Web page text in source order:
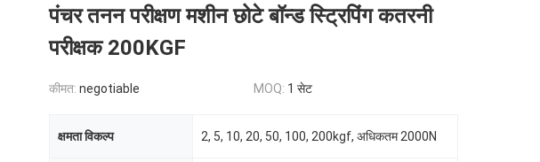
पंचर तनन परीक्षण मशीन छोटे बॉन्ड स्ट्रिपिंग कतरनी
परीक्षक 200KGF
कीमत: negotiable MOQ: 1 सेट
क्षमता विकल्प 2, 5, 10, 20, 50, 100, 200kgf, अधिकतम 2000N